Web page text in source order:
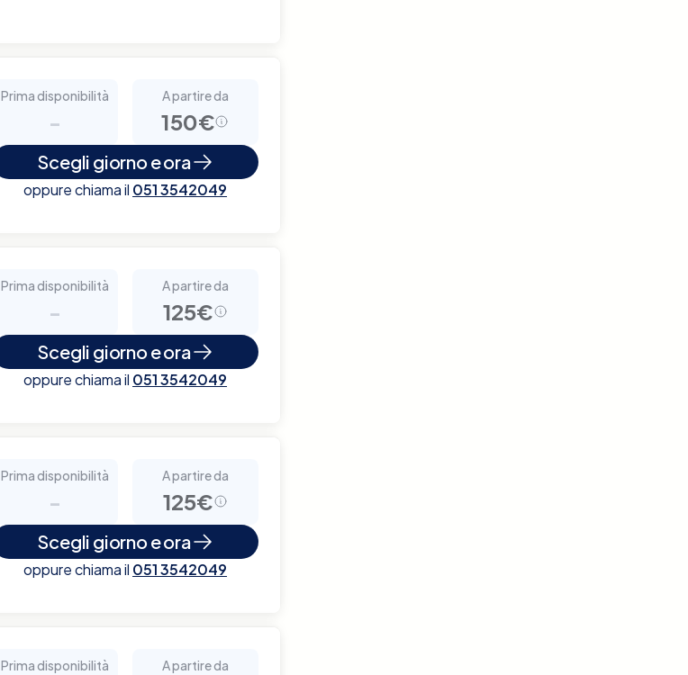
Prima disponibilità
-
A partire da
150€
Scegli giorno e ora
oppure chiama il 051 3542049
Prima disponibilità
-
A partire da
125€
Scegli giorno e ora
oppure chiama il 051 3542049
Prima disponibilità
-
A partire da
125€
Scegli giorno e ora
oppure chiama il 051 3542049
Prima disponibilità A partire da